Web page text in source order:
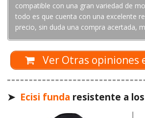
compatible con una gran variedad de
todo es que cuenta con una excelente
precio, sin duda una compra acertada,
Ver Otras opiniones
➤ Ecisi funda resistente a